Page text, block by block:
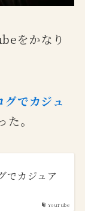
をかなり
でカジュ
。
YouTube
でカジュア